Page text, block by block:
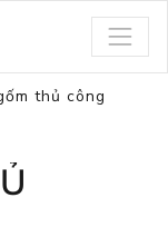
thủ công